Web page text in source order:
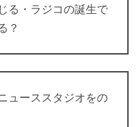
る・ラジコの誕生で
？
ューススタジオをの